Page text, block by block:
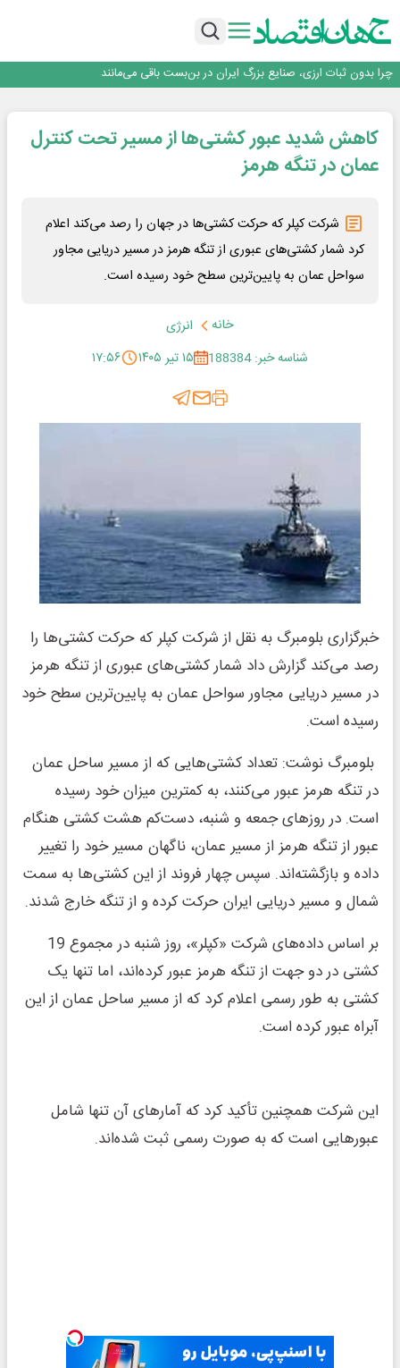
روزنامه ۱۷ مرداد
چرا بدون ثبات ارزی، صنایع بزرگ ایران در بن‌بست باقی می‌مانند
روزنامه ۱۷ مرداد
افزایش قیمت بلیت اتوبوس فصلی شد؟
کاهش شدید عبور کشتی‌ها از مسیر تحت کنترل
عمان در تنگه هرمز
شرکت کپلر که حرکت کشتی‌ها در جهان را رصد می‌کند اعلام
کرد شمار کشتی‌های عبوری از تنگه هرمز در مسیر دریایی مجاور
سواحل عمان به پایین‌ترین سطح خود رسیده است.
خانه
انرژی
شناسه خبر: 188384
۱۵ تیر ۱۴۰۵ ۱۷:۵۶
خبرگزاری بلومبرگ به نقل از شرکت کپلر که حرکت کشتی‌ها را
رصد می‌کند گزارش داد شمار کشتی‌های عبوری از تنگه هرمز
در مسیر دریایی مجاور سواحل عمان به پایین‌ترین سطح خود
رسیده است.
بلومبرگ نوشت: تعداد کشتی‌هایی که از مسیر ساحل عمان
در تنگه هرمز عبور می‌کنند، به کمترین میزان خود رسیده
است. در روزهای جمعه و شنبه، دست‌کم هشت کشتی هنگام
عبور از تنگه هرمز از مسیر عمان، ناگهان مسیر خود را تغییر
داده و بازگشته‌اند. سپس چهار فروند از این کشتی‌ها به سمت
شمال و مسیر دریایی ایران حرکت کرده و از تنگه خارج شدند.
بر اساس داده‌های شرکت «کپلر»، روز شنبه در مجموع 19
کشتی در دو جهت از تنگه هرمز عبور کرده‌اند، اما تنها یک
کشتی به طور رسمی اعلام کرد که از مسیر ساحل عمان از این
آبراه عبور کرده است.
این شرکت همچنین تأکید کرد که آمارهای آن تنها شامل
عبورهایی است که به صورت رسمی ثبت شده‌اند.